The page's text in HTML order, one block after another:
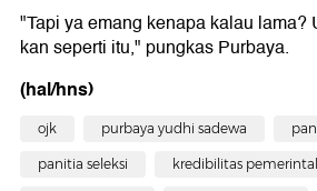
"Tapi ya emang kenapa kalau lama?
kan seperti itu," pungkas Purbaya.
(hal/hns)
ojk purbaya yudhi sadewa
panitia seleksi kredibilitas